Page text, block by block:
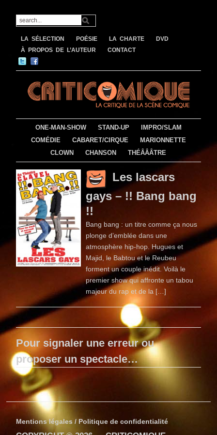
LA SÉLECTION POÉSIE LA CHARTE
DVD
À PROPOS DE L’AUTEUR
CONTACT
ONE-MAN-SHOW STAND-UP
IMPRO/SLAM
COMÉDIE
CABARET/CIRQUE
MARIONNETTE
CLOWN
CHANSON THÉÂÂÂTRE
Les lascars
gays – !! Bang bang
!!
Bang bang : un titre comme ça nous
plonge d’emblée dans une
atmosphère hip-hop. Hugues et
Majid, le Babtou et le Reubeu
forment un couple inédit. Voilà le
premier show qui affronte un tabou
majeur du rap et de la […]
Pour signaler une erreur ou
proposer un spectacle…
Mentions légales / Politique de confidentialité